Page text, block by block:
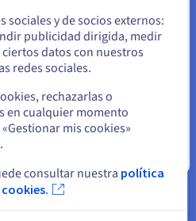
y de alta
web actual
sociales y de socios externos:
publicidad dirigida, medir
datos con nuestros
redes sociales.
rechazarlas o
en cualquier momento
mis cookies»
consultar nuestra política